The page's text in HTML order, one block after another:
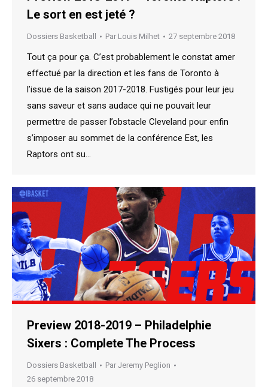
Le sort en est jeté ?
Dossiers Basketball Par Louis Milhet 27 septembre 2018
Tout ça pour ça. C’est probablement le constat amer
effectué par la direction et les fans de Toronto à
l’issue de la saison 2017-2018. Fustigés pour leur jeu
sans saveur et sans audace qui ne pouvait leur
permettre de passer l’obstacle Cleveland pour enfin
s’imposer au sommet de la conférence Est, les
Raptors ont su…
Preview 2018-2019 – Philadelphie
Sixers : Complete The Process
Dossiers Basketball Par Jeremy Peglion
26 septembre 2018